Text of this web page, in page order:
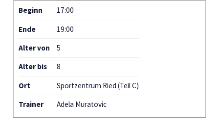
Beginn 17:00
Ende 19:00
Alter von 5
Alter bis 8
Ort Sportzentrum Ried (Teil C)
Trainer Adela Muratovic